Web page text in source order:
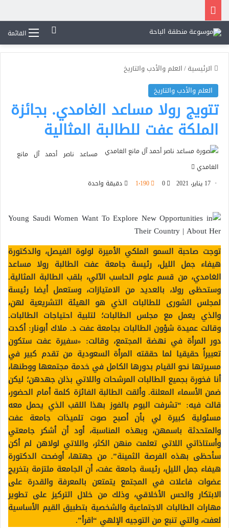
القائمةبحث عن
الرئيسية/العلم والأدب والتاريخ
العلم والأدب والتاريخ
تتويج رولا مساعد الغامدي. بجائزة
الملكة عفت للطالبة المثالية
مساعد ناصر أحمد آل مانع
الغامدي
بريدا
17 يناير، 2021 0 1٬190 دقيقة واحدة
توجت صاحبة السمو الملكي الأميرة لولوة الفيصل، والدكتورة
هيفاء جمل الليل، رئيسة جامعة عفت الطالبة رولا مساعد
الغامدي، من قسم علوم الحاسب الآلي، بلقب الطالبة المثالية.
وستحظى رولا، بالعديد من الامتيازات، وستعمل أيضا رئيسة
لمجلس الشورى للطالبات الذي هو الهيئة التشريعية لهن،
والذي يعمل مع مجلس الطالبات؛ لتلبية احتياجات الطالبات.
وقالت عميدة شؤون الطالبات بجامعة عفت د. ملاك أبونار: أكدت
دور المرأة في نهضة المجتمع، وقالت: «سفيرة عفت ستكون
تعبيراً حقيقيا لما حققته المرأة السعودية من تقدم كبير في
مسيرتها نحو القيام بدورها الكامل في خدمة مجتمعها ووطنها،
أنا فخورة بجميع الطالبات المرشحات واللاتي بذلن جهدهن؛ ليكن
ضمن الأسماء المعلنة. وألقت الطالبة الفائزة كلمة أمام الحضور،
قالت فيه: “تشرفت اليوم بالفوز بهذا اللقب الذي يحمل معه
مسئولية كبيرة لي بأن أصبح صوت تلميذات جامعة عفت
والمتحدثة باسمهن، وبهذه المناسبة، أود أن أشكر جامعتي
وأستاذاتي اللاتي تعلمت منهن الكثر، واللاتي لولاهن لم أكن
سأحظى بهذه الفرصة الثمينة”. من جهتها، أوضحت الدكتورة
هيفاء جمل الليل، رئيسة جامعة عفت، أن الجامعة ملتزمة بتخريج
عضوات فاعلات في المجتمع يتمتعن بالمعرفة والقدرة على
الابتكار والحس الأخلاقي، وذلك من خلال التركيز على تطوير
مهارات الطالبات الاجتماعية والشخصية بتطبيق القيم الأساسية
لعفت، والتي تنبع من التوجيه الإلهي “اقرأ”.